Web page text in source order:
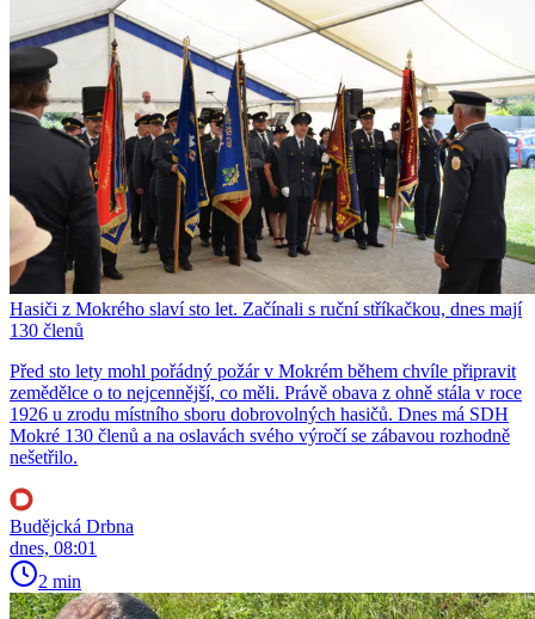
Hasiči z Mokrého slaví sto let. Začínali s ruční stříkačkou, dnes mají
130 členů
Před sto lety mohl pořádný požár v Mokrém během chvíle připravit
zemědělce o to nejcennější, co měli. Právě obava z ohně stála v roce
1926 u zrodu místního sboru dobrovolných hasičů. Dnes má SDH
Mokré 130 členů a na oslavách svého výročí se zábavou rozhodně
nešetřilo.
Budějcká Drbna
dnes, 08:01
2 min